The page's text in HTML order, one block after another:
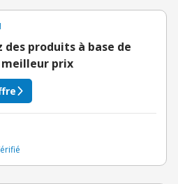
des produits à base de
prix